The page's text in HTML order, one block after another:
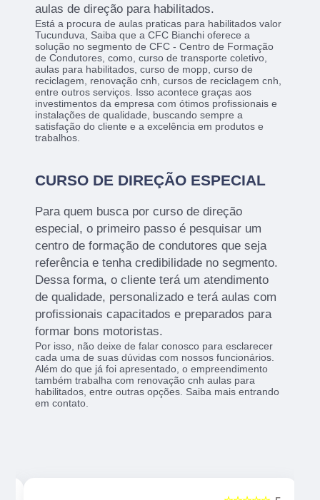
aulas de direção para habilitados.
Está a procura de aulas praticas para habilitados valor
Tucunduva, Saiba que a CFC Bianchi oferece a
solução no segmento de CFC - Centro de Formação
de Condutores, como, curso de transporte coletivo,
aulas para habilitados, curso de mopp, curso de
reciclagem, renovação cnh, cursos de reciclagem cnh,
entre outros serviços. Isso acontece graças aos
investimentos da empresa com ótimos profissionais e
instalações de qualidade, buscando sempre a
satisfação do cliente e a excelência em produtos e
trabalhos.
CURSO DE DIREÇÃO ESPECIAL
Para quem busca por curso de direção
especial, o primeiro passo é pesquisar um
centro de formação de condutores que seja
referência e tenha credibilidade no segmento.
Dessa forma, o cliente terá um atendimento
de qualidade, personalizado e terá aulas com
profissionais capacitados e preparados para
formar bons motoristas.
Por isso, não deixe de falar conosco para esclarecer
cada uma de suas dúvidas com nossos funcionários.
Além do que já foi apresentado, o empreendimento
também trabalha com renovação cnh aulas para
habilitados, entre outras opções. Saiba mais entrando
em contato.